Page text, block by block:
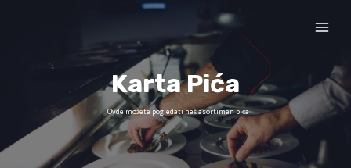
Karta Pića
Ovde možete pogledati naš asortiman pića